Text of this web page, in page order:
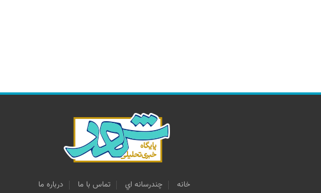
خانه چندرسانه اي تماس با ما درباره ما